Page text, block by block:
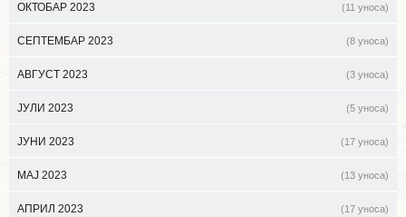
ОКТОБАР 2023 (11 уноса)
СЕПТЕМБАР 2023 (8 уноса)
АВГУСТ 2023 (3 уноса)
ЈУЛИ 2023 (5 уноса)
ЈУНИ 2023 (17 уноса)
МАЈ 2023 (13 уноса)
АПРИЛ 2023 (17 уноса)